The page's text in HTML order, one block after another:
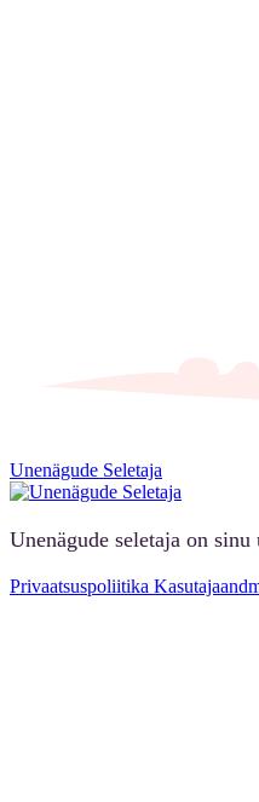
Unenägude Seletaja
Unenägude seletaja on
Privaatsuspoliitika